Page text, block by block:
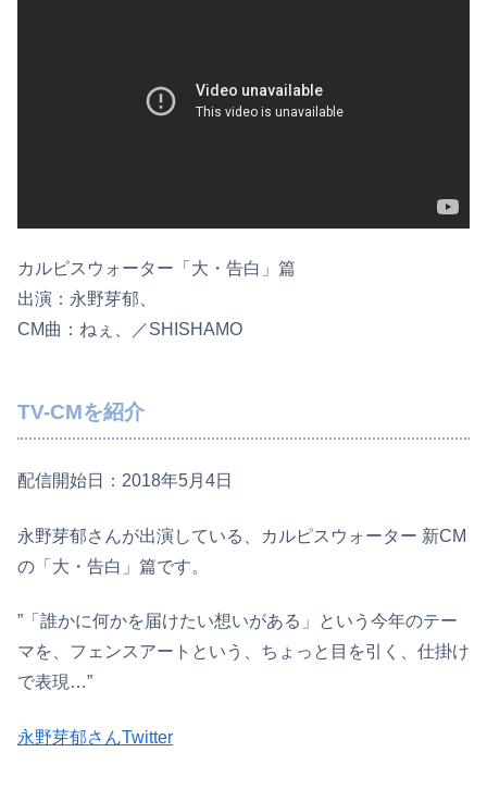
カルピスウォーター「大・告白」篇
出演：永野芽郁、
CM曲：ねぇ、／SHISHAMO
TV-CMを紹介
配信開始日：2018年5月4日
永野芽郁さんが出演している、カルピスウォーター 新CM
の「大・告白」篇です。
”「誰かに何かを届けたい想いがある」という今年のテー
マを、フェンスアートという、ちょっと目を引く、仕掛け
で表現…”
永野芽郁さんTwitter